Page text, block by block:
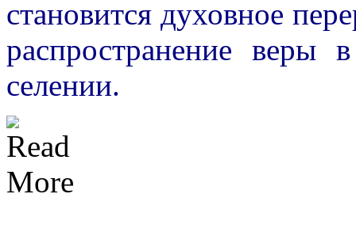
становится духовное
распространение веры
селении.